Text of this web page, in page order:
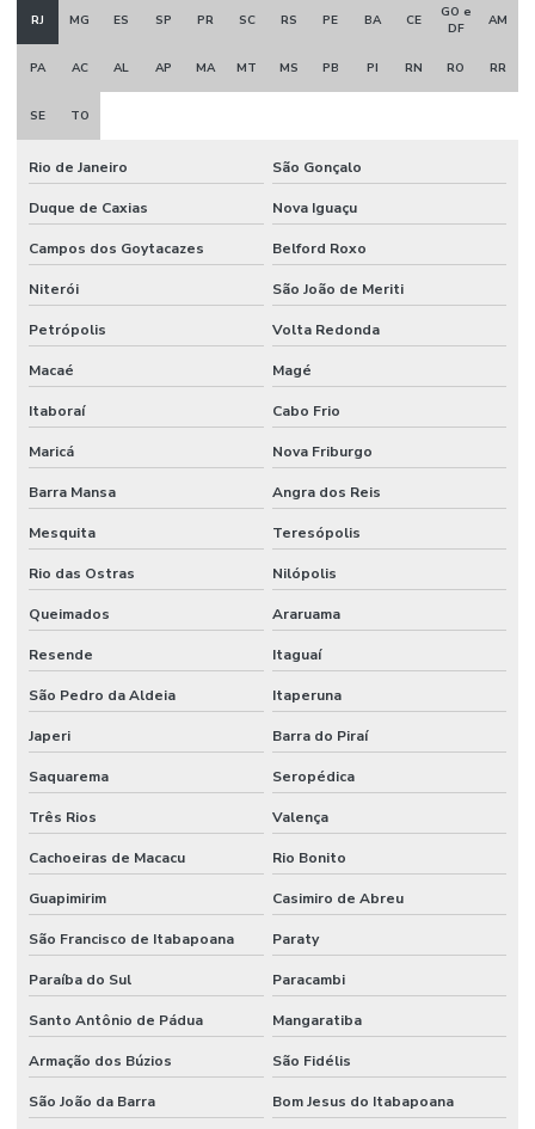
RJ MG ES SP PR SC RS PE BA CE
GO e
DF
AM
PA AC AL AP MA MT MS PB PI RN RO RR
SE TO
Rio de Janeiro São Gonçalo
Duque de Caxias Nova Iguaçu
Campos dos Goytacazes Belford Roxo
Niterói São João de Meriti
Petrópolis Volta Redonda
Macaé Magé
Itaboraí Cabo Frio
Maricá Nova Friburgo
Barra Mansa Angra dos Reis
Mesquita Teresópolis
Rio das Ostras Nilópolis
Queimados Araruama
Resende Itaguaí
São Pedro da Aldeia Itaperuna
Japeri Barra do Piraí
Saquarema Seropédica
Três Rios Valença
Cachoeiras de Macacu Rio Bonito
Guapimirim Casimiro de Abreu
São Francisco de Itabapoana Paraty
Paraíba do Sul Paracambi
Santo Antônio de Pádua Mangaratiba
Armação dos Búzios São Fidélis
São João da Barra Bom Jesus do Itabapoana